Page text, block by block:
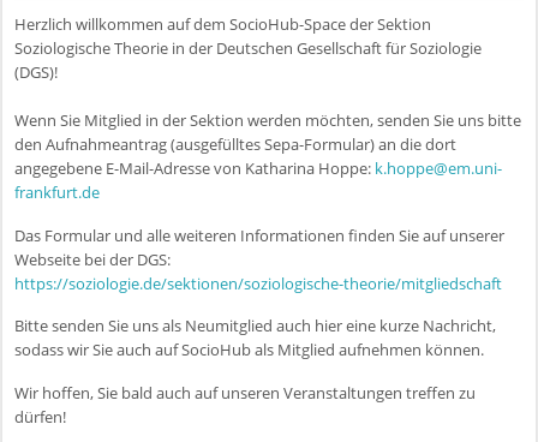
Herzlich willkommen auf dem SocioHub-Space der Sektion
Soziologische Theorie in der Deutschen Gesellschaft für Soziologie
(DGS)!
Wenn Sie Mitglied in der Sektion werden möchten, senden Sie uns bitte
den Aufnahmeantrag (ausgefülltes Sepa-Formular) an die dort
angegebene E-Mail-Adresse von Katharina Hoppe: k.hoppe@em.uni-
frankfurt.de
Das Formular und alle weiteren Informationen finden Sie auf unserer
Webseite bei der DGS:
https://soziologie.de/sektionen/soziologische-theorie/mitgliedschaft
Bitte senden Sie uns als Neumitglied auch hier eine kurze Nachricht,
sodass wir Sie auch auf SocioHub als Mitglied aufnehmen können.
Wir hoffen, Sie bald auch auf unseren Veranstaltungen treffen zu
dürfen!